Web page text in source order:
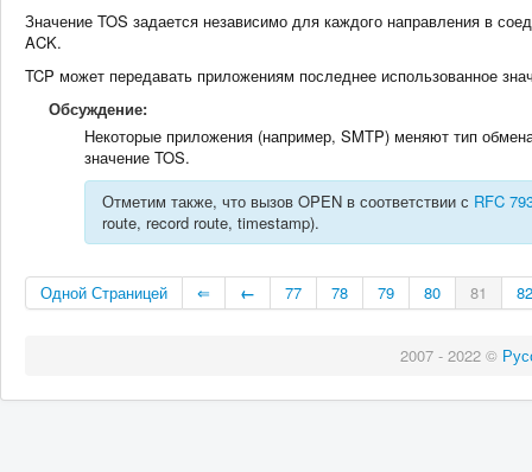
Значение TOS задается независимо для каждого направления в
ACK.
TCP может передавать приложениям последнее использованное
Обсуждение:
Некоторые приложения (например, SMTP) меняют тип
значение TOS.
Отметим также, что вызов OPEN в соответствии с RFC
route, record route, timestamp).
Одной Страницей ⇐ ← 77 78 79 80 81 82
2007 - 2022 ©